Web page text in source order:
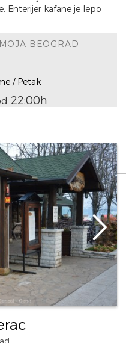
Enterijer kafane je lepo
BEOGRAD
/ Petak
22:00h